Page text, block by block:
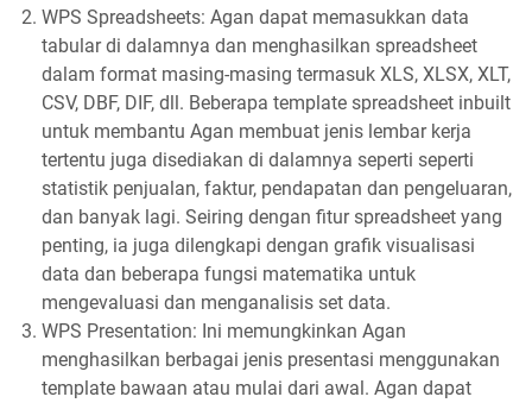
WPS Spreadsheets: Agan dapat memasukkan data
tabular di dalamnya dan menghasilkan spreadsheet
dalam format masing-masing termasuk XLS, XLSX, XLT,
CSV, DBF, DIF, dll. Beberapa template spreadsheet inbuilt
untuk membantu Agan membuat jenis lembar kerja
tertentu juga disediakan di dalamnya seperti seperti
statistik penjualan, faktur, pendapatan dan pengeluaran,
dan banyak lagi. Seiring dengan fitur spreadsheet yang
penting, ia juga dilengkapi dengan grafik visualisasi
data dan beberapa fungsi matematika untuk
mengevaluasi dan menganalisis set data.
WPS Presentation: Ini memungkinkan Agan
menghasilkan berbagai jenis presentasi menggunakan
template bawaan atau mulai dari awal. Agan dapat